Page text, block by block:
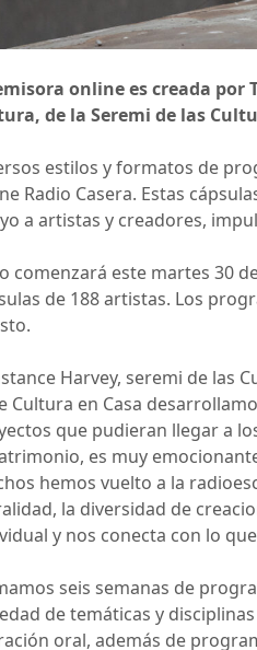
online es creada por
de la Seremi de las
estilos y formatos de
Radio Casera. Estas
a artistas y creadores,
comenzará este martes 30
de 188 artistas. Los
Harvey, seremi de las
Cultura en Casa
que pudieran llegar a
es muy
hemos vuelto a la
la diversidad de
y nos conecta con lo
seis semanas de
de temáticas y
oral, además de